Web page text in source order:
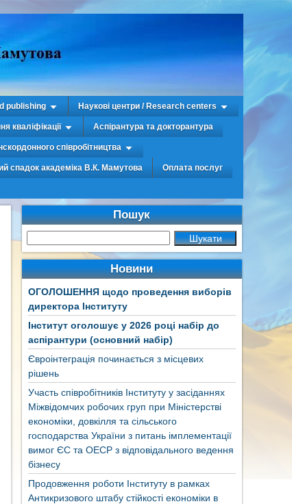
publishing Наукові центри / Research centers
кваліфікації Аспірантура та докторантура
співробітництва
спадок академіка В.К. Мамутова Оплата послуг
Пошук
Новини
ОГОЛОШЕННЯ щодо проведення виборів
директора Інституту
Інститут оголошує у 2026 році набір до
аспірантури (основний набір)
Євроінтеграція починається з місцевих
рішень
Участь співробітників Інституту у засіданнях
Міжвідомчих робочих груп при Міністерстві
економіки, довкілля та сільського
господарства України з питань імплементації
вимог ЄС та ОЕСР з відповідального ведення
бізнесу
Продовження роботи Інституту в рамках
Антикризового штабу стійкості економіки в